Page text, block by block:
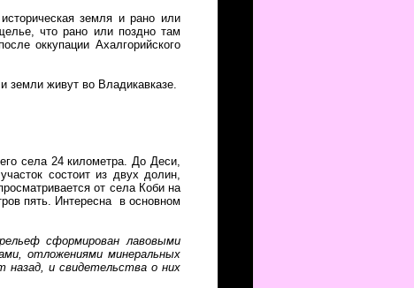
земля и рано или
что рано или поздно там
оккупации Ахалгорийского
земли живут во Владикавказе.
села 24 километра. До Деси,
состоит из двух долин,
от села Коби на
пять. Интересна в основном
сформирован лавовыми
отложениями минеральных
назад, и свидетельства о них